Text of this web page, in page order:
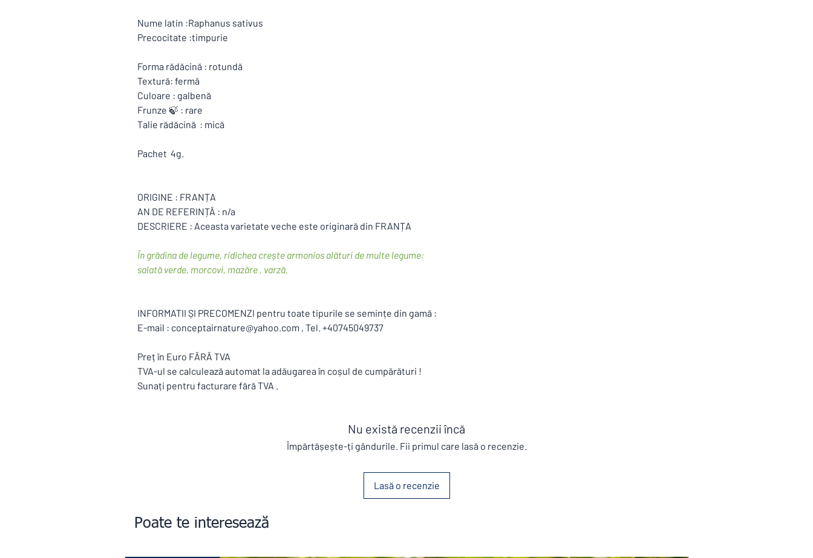
Nume latin :Raphanus sativus
Precocitate :timpurie
Forma rădăcină : rotundă
Textură: fermă
Culoare : galbenă
Frunze 🍃 : rare
Talie rădăcină : mică
Pachet 4g.
ORIGINE : FRANȚA
AN DE REFERINȚĂ : n/a
DESCRIERE : Aceasta varietate veche este originară din FRANȚA
În grădina de legume, ridichea crește armonios alături de multe legume:
salată verde, morcovi, mazăre , varză.
INFORMATII ȘI PRECOMENZI pentru toate tipurile se semințe din gamă :
E-mail : conceptairnature@yahoo.com , Tel. +40745049737
Preț în Euro FĂRĂ TVA
TVA-ul se calculează automat la adăugarea în coșul de cumpărături !
Sunați pentru facturare fără TVA .
Nu există recenzii încă
Împărtășește-ți gândurile. Fii primul care lasă o recenzie.
Lasă o recenzie
Poate te interesează